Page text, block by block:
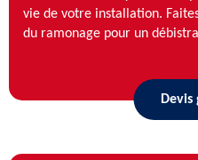
vie de votre installation.
du ramonage pour un